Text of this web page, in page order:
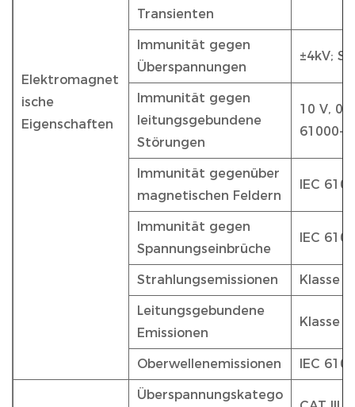
Elektromagnet
ische
Eigenschaften
Transienten
Immunität gegen
Überspannungen
±4kV;
Immunität gegen
leitungsgebundene
Störungen
10 V,
61000-
Immunität gegenüber
magnetischen Feldern
IEC
Immunität gegen
Spannungseinbrüche
IEC
Strahlungsemissionen Klasse
Leitungsgebundene
Emissionen
Klasse
Oberwellenemissionen IEC
Überspannungskatego